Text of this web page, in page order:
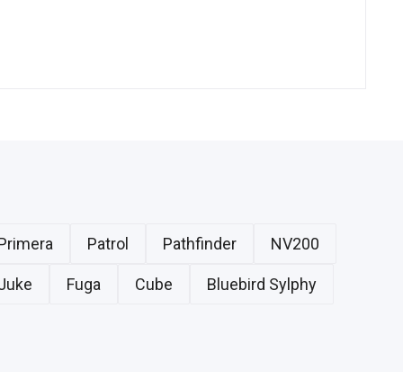
Patrol Pathfinder NV200
Fuga Cube Bluebird Sylphy